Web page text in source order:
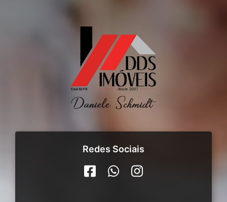
Redes Sociais